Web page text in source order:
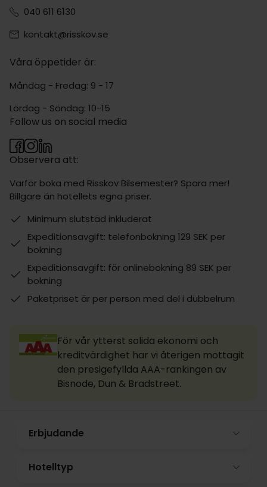
040 611 6130
kontakt@risskov.se
Våra öppetider är:
Måndag - Fredag: 9 - 17
Lördag - Söndag: 10-15
Observera att:
Varför boka med Risskov Bilsemester? Spara mer!
Billgare än hotellets egna priser.
Minimum slutstäd inkluderat
Expeditionsavgift: telefonbokning 129 SEK per
bokning
Expeditionsavgift: för onlinebokning 89 SEK per
bokning
Paketpriset är per person med del i dubbelrum
Follow us on social media
För vår ytterst solida ekonomi och
kreditvärdighet har vi återigen mottagit
den presigefyllda AAA-rankingen av
Bisnode, Dun & Bradstreet.
Erbjudande
Hotelltyp